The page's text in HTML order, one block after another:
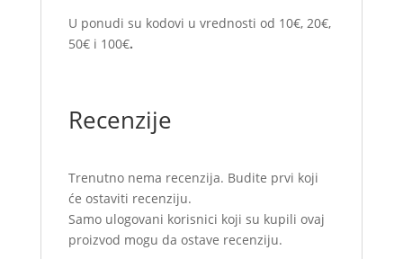
U ponudi su kodovi u vrednosti od 10€, 20€,
50€ i 100€.
Recenzije
Trenutno nema recenzija. Budite prvi koji
će ostaviti recenziju.
Samo ulogovani korisnici koji su kupili ovaj
proizvod mogu da ostave recenziju.